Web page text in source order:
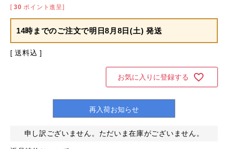
[ 30 ポイント進呈]
14時までのご注文で明日8月8日(土) 発送
送料込
お気に入りに登録する
再入荷お知らせ
申し訳ございません。ただいま在庫がございません。